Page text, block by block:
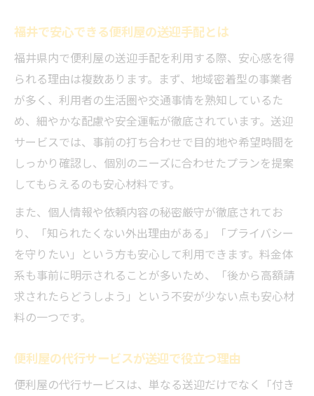
秘密厳守の便利屋送迎で安心して相談
送迎手配は受付時間や即対応が決め手
便利屋の丁寧な説明で納得の送迎依頼
便利屋利用で送迎の不安が解消する理由
便利屋は追加費用なしで安心対応が魅力
送迎の不安を便利屋のサポートで解消
便利屋なら遠方への送迎も柔軟に対応
便利屋のサポートでトラブルも未然防止
安心して任せられる便利屋送迎のコツ
便利屋送迎依頼時の確認ポイントまとめ
事前見積や説明で便利屋を賢く活用する
送迎時は便利屋サポート内容を要チェック
安心便利屋送迎は事前相談がカギとなる
福井で安心できる便利屋の送迎手配とは
福井県内で便利屋の送迎手配を利用する際、安心感を得
られる理由は複数あります。まず、地域密着型の事業者
が多く、利用者の生活圏や交通事情を熟知しているた
め、細やかな配慮や安全運転が徹底されています。送迎
サービスでは、事前の打ち合わせで目的地や希望時間を
しっかり確認し、個別のニーズに合わせたプランを提案
してもらえるのも安心材料です。
また、個人情報や依頼内容の秘密厳守が徹底されてお
り、「知られたくない外出理由がある」「プライバシー
を守りたい」という方も安心して利用できます。料金体
系も事前に明示されることが多いため、「後から高額請
求されたらどうしよう」という不安が少ない点も安心材
料の一つです。
便利屋の代行サービスが送迎で役立つ理由
便利屋の代行サービスは、単なる送迎だけでなく「付き